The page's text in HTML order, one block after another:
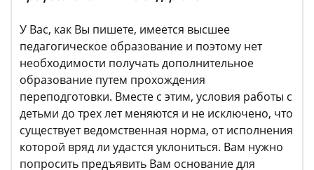
У Вас, как Вы пишете, имеется высшее
педагогическое образование и поэтому нет
необходимости получать дополнительное
образование путем прохождения
переподготовки. Вместе с этим, условия работы с
детьми до трех лет меняются и не исключено, что
существует ведомственная норма, от исполнения
которой вряд ли удастся уклониться. Вам нужно
попросить предъявить Вам основание для